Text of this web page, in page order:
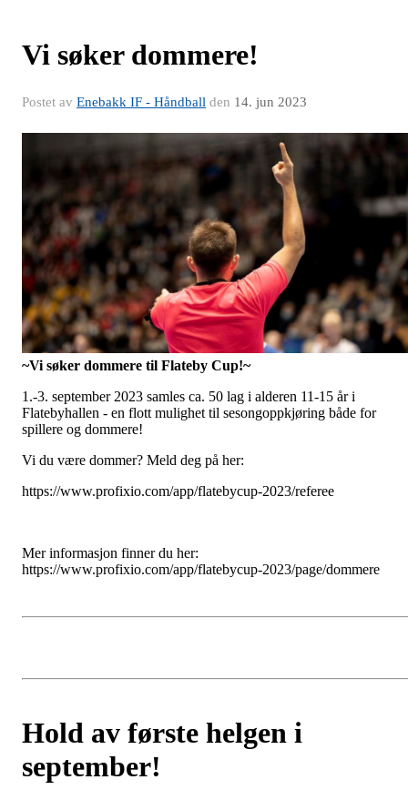
Vi søker dommere!
Postet av Enebakk IF - Håndball den 14. jun 2023
~Vi søker dommere til Flateby Cup!~
1.-3. september 2023 samles ca. 50 lag i alderen 11-15 år i
Flatebyhallen - en flott mulighet til sesongoppkjøring både for
spillere og dommere!
Vi du være dommer? Meld deg på her:
https://www.profixio.com/app/flatebycup-2023/referee
Mer informasjon finner du her:
https://www.profixio.com/app/flatebycup-2023/page/dommere
Hold av første helgen i
september!